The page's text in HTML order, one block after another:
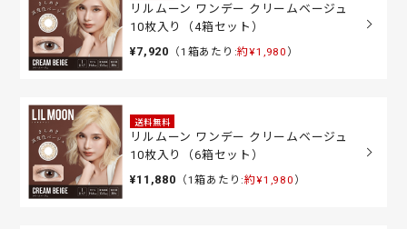
リルムーン ワンデー クリームベージュ
10枚入り（4箱セット）
¥7,920 （1箱あたり:約¥1,980 ）
送料無料
リルムーン ワンデー クリームベージュ
10枚入り（6箱セット）
¥11,880 （1箱あたり:約¥1,980 ）